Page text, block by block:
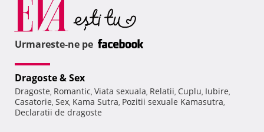
Urmareste-ne pe
Dragoste & Sex
Dragoste, Romantic, Viata sexuala, Relatii, Cuplu, Iubire,
Casatorie, Sex, Kama Sutra, Pozitii sexuale Kamasutra,
Declaratii de dragoste